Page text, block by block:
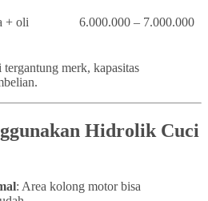
+ oli 6.000.000 – 7.000.000
merk, kapasitas
Hidrolik Cuci
: Area kolong motor bisa